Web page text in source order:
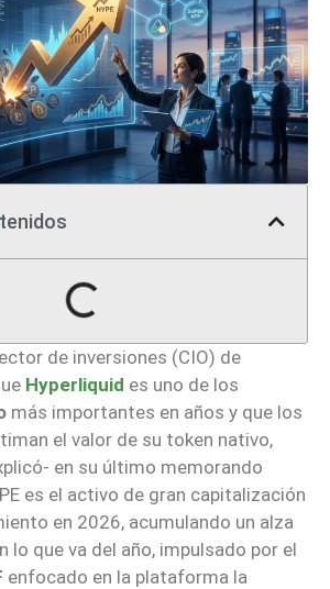
de inversiones (CIO) de
Hyperliquid es uno de los
más importantes en años y que los
el valor de su token nativo,
en su último memorando
es el activo de gran capitalización
en 2026, acumulando un alza
lo que va del año, impulsado por el
enfocado en la plataforma la